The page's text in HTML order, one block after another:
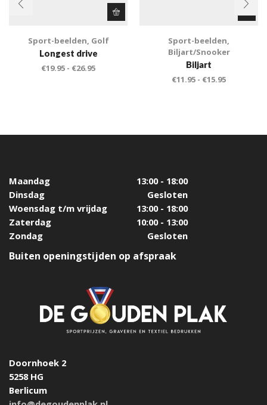
Sport-beelden, Golf
Longest drive
€19.95 - €26.95
Sport-beelden,
Biljart/Snooker
Biljart
€11.95 - €15.95
Maandag
13:00 - 18:00
Dinsdag
Gesloten
Woensdag t/m vrijdag
13:00 - 18:00
Zaterdag
10:00 - 13:00
Zondag
Gesloten
Buiten openingstijden op afspraak
Doornhoek 2
5258 HG
Berlicum